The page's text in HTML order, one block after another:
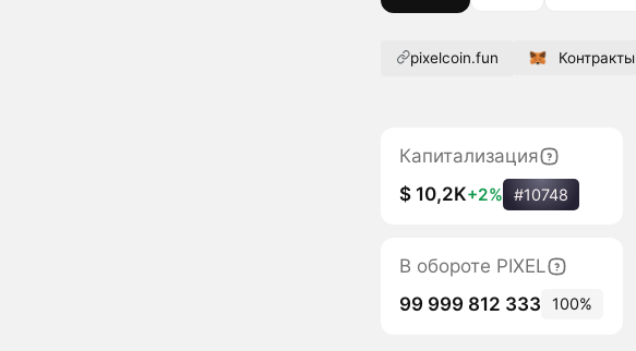
pixelcoin.fun Контракты
Капитализация
$ 10,2K+2% #10748
В обороте PIXEL
99 999 812 333
100%